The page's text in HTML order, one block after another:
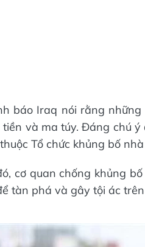
báo Iraq nói rằng
tiền và ma túy. Đáng chú
Tổ chức khủng bố
cơ quan chống khủng
tàn phá và gây tội ác